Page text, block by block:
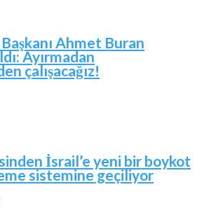
Ahmet Buran
Ayırmadan
çalışacağız!
İsrail’e yeni bir boykot
sistemine geçiliyor